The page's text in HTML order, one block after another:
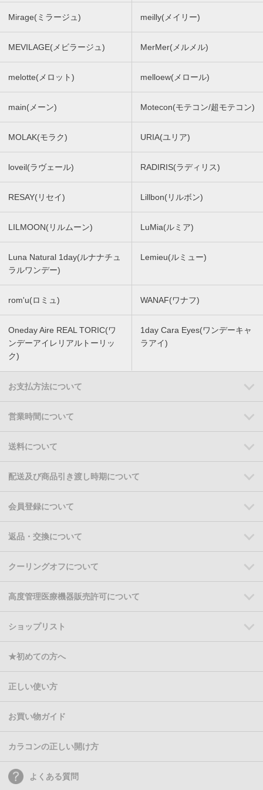
Mirage(ミラージュ) meilly(メイリー)
MEVILAGE(メビラージュ) MerMer(メルメル)
melotte(メロット) melloew(メロール)
main(メーン) Motecon(モテコン/超モテコン)
MOLAK(モラク) URIA(ユリア)
loveil(ラヴェール) RADIRIS(ラディリス)
RESAY(リセイ) Lillbon(リルボン)
LILMOON(リルムーン) LuMia(ルミア)
Luna Natural 1day(ルナナチュ
ラルワンデー)
Lemieu(ルミュー)
rom'u(ロミュ) WANAF(ワナフ)
Oneday Aire REAL TORIC(ワ
ンデーアイレリアルトーリッ
ク)
1day Cara Eyes(ワンデーキャ
ラアイ)
お支払方法について
営業時間について
送料について
配送及び商品引き渡し時期について
会員登録について
返品・交換について
クーリングオフについて
高度管理医療機器販売許可について
ショップリスト
★初めての方へ
正しい使い方
お買い物ガイド
カラコンの正しい開け方
よくある質問